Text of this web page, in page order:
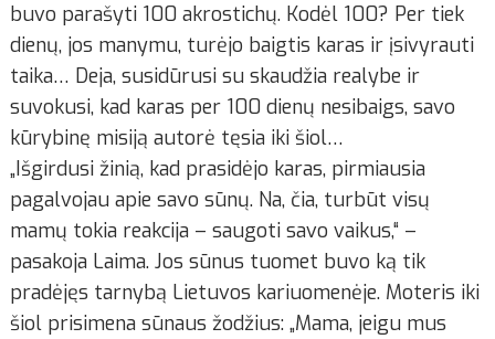
buvo parašyti 100 akrostichų. Kodėl 100? Per tiek
dienų, jos manymu, turėjo baigtis karas ir įsivyrauti
taika… Deja, susidūrusi su skaudžia realybe ir
suvokusi, kad karas per 100 dienų nesibaigs, savo
kūrybinę misiją autorė tęsia iki šiol…
„Išgirdusi žinią, kad prasidėjo karas, pirmiausia
pagalvojau apie savo sūnų. Na, čia, turbūt visų
mamų tokia reakcija – saugoti savo vaikus,“ –
pasakoja Laima. Jos sūnus tuomet buvo ką tik
pradėjęs tarnybą Lietuvos kariuomenėje. Moteris iki
šiol prisimena sūnaus žodžius: „Mama, jeigu mus